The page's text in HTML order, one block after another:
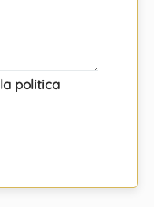
la politica